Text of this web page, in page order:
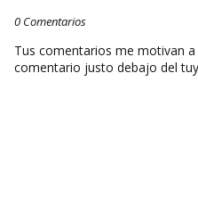
0 Comentarios
Tus comentarios me motivan
comentario justo debajo del